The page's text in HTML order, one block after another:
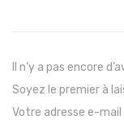
Il n’y a pas encore
Soyez le premier à
Votre adresse e-mail